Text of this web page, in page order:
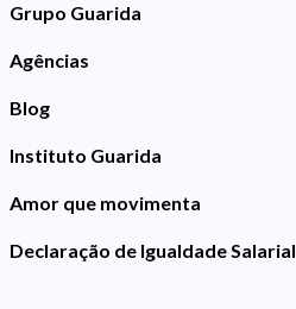
Grupo Guarida
Agências
Blog
Instituto Guarida
Amor que movimenta
Declaração de Igualdade Salarial